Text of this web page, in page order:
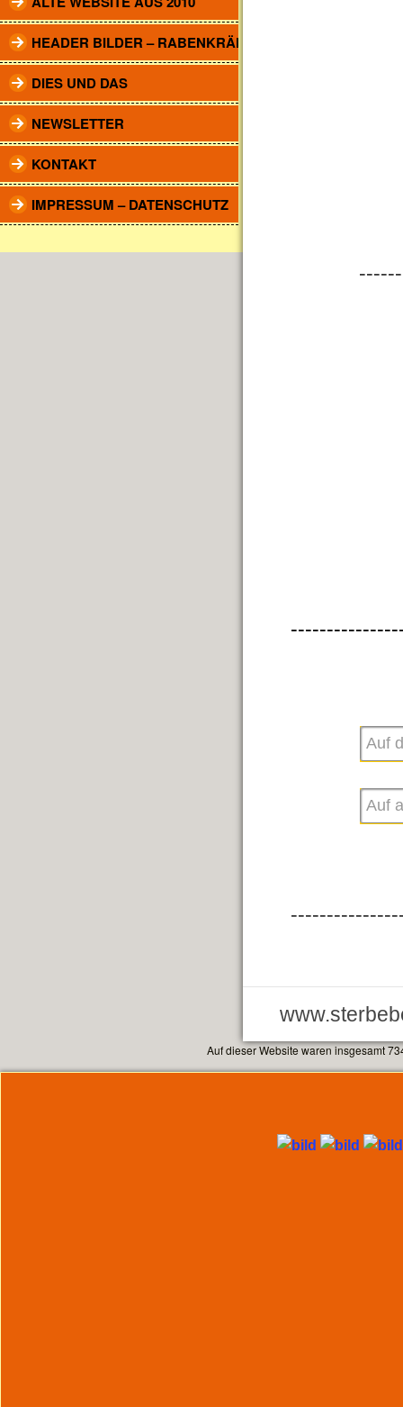
HEADER BILDER – RABENKRÄHEN
DIES UND DAS
NEWSLETTER
KONTAKT
IMPRESSUM – DATENSCHUTZ
Auf dieser Website waren insgesamt